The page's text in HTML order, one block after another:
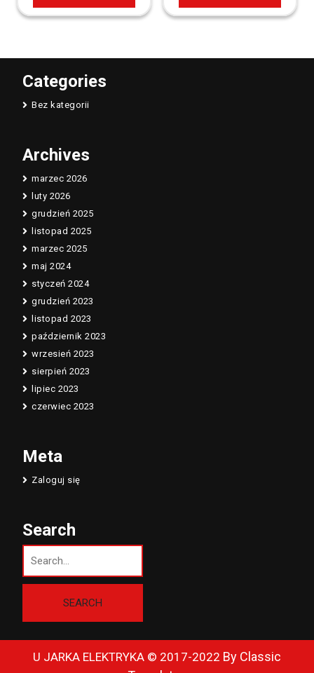
Categories
Bez kategorii
Archives
marzec 2026
luty 2026
grudzień 2025
listopad 2025
marzec 2025
maj 2024
styczeń 2024
grudzień 2023
listopad 2023
październik 2023
wrzesień 2023
sierpień 2023
lipiec 2023
czerwiec 2023
Meta
Zaloguj się
Search
U JARKA ELEKTRYKA © 2017-2022 By Classic